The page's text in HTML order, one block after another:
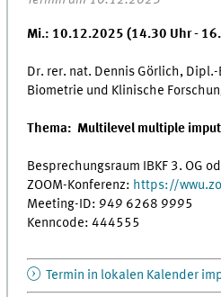
Mi.: 10.12.2025 (14.30 Uhr -
Dr. rer. nat. Dennis Görlich,
Biometrie und Klinische
Thema: Multilevel multiple
Besprechungsraum IBKF 3. OG
ZOOM-Konferenz: https://
Meeting-ID: 949 6268 9995
Kenncode: 444555
Termin in lokalen Kalender